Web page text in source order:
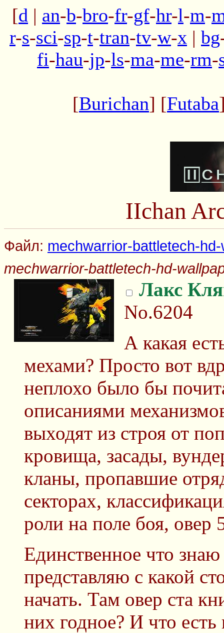
[d | an-b-bro-fr-gf-hr-l-m-
r-s-sci-sp-t-tran-tv-w-x | bg
fi-hau-jp-ls-ma-me-rm-
[Burichan] [Futaba
IIchan
Файл: mechwarrior-battletech-
mechwarrior-battletech-hd-
Лакс
No.6204
А какая
мехами? Просто вот
неплохо было бы
описаниями
выходят из строя от
кровища, засады,
кланы, пропавшие
секторах,
роли на поле боя, овер
Единственное что
представляю с какой
начать. Там овер ста
них годное? И что есть